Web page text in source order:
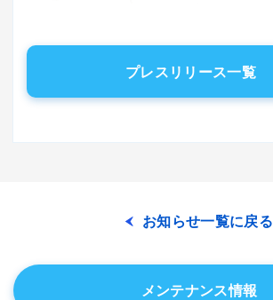
プレスリリース一覧
お知らせ一覧に戻る
メンテナンス情報